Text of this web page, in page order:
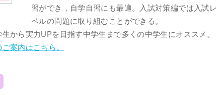
習ができ，自学自習にも最適。入試対策編では入試レ
ベルの問題に取り組むことができる。
から実力UPを目指す中学生まで多くの中学生にオススメ。
案内はこちら。